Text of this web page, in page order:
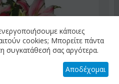
κάποιες
cookies; Μπορείτε πάντα
συγκατάθεσή σας αργότερα.
Αποδέχομαι